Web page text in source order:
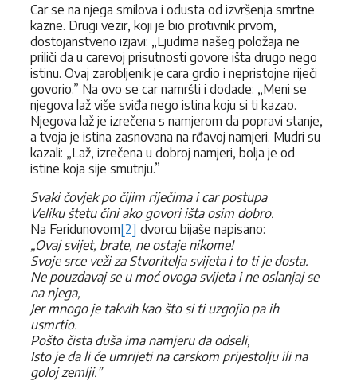
Car se na njega smilova i odusta od izvršenja smrtne
kazne. Drugi vezir, koji je bio protivnik prvom,
dostojanstveno izjavi: „Ljudima našeg položaja ne
priliči da u carevoj prisutnosti govore išta drugo nego
istinu. Ovaj zarobljenik je cara grdio i nepristojne riječi
govorio.” Na ovo se car namršti i dodade: „Meni se
njegova laž više sviđa nego istina koju si ti kazao.
Njegova laž je izrečena s namjerom da popravi stanje,
a tvoja je istina zasnovana na rđavoj namjeri. Mudri su
kazali: „Laž, izrečena u dobroj namjeri, bolja je od
istine koja sije smutnju.”
Svaki čovjek po čijim riječima i car postupa
Veliku štetu čini ako govori išta osim dobro.
Na Feridunovom[2] dvorcu bijaše napisano:
„Ovaj svijet, brate, ne ostaje nikome!
Svoje srce veži za Stvoritelja svijeta i to ti je dosta.
Ne pouzdavaj se u moć ovoga svijeta i ne oslanjaj se
na njega,
Jer mnogo je takvih kao što si ti uzgojio pa ih
usmrtio.
Pošto čista duša ima namjeru da odseli,
Isto je da li će umrijeti na carskom prijestolju ili na
goloj zemlji.”